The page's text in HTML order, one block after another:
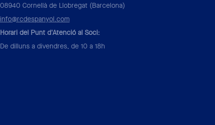
08940 Cornellà de Llobregat (Barcelona)
info@rcdespanyol.com
Horari del Punt d'Atenció al Soci:
De dilluns a divendres, de 10 a 18h